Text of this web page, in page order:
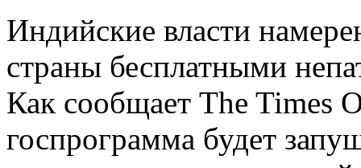
Индийские власти
страны бесплатными
Как сообщает The Times
госпрограмма будет